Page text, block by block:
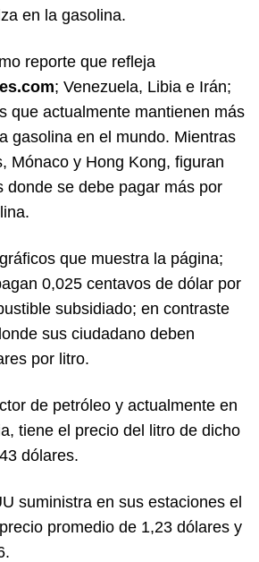
en la gasolina.
reporte que refleja
; Venezuela, Libia e Irán;
que actualmente mantienen más
gasolina en el mundo. Mientras
Mónaco y Hong Kong, figuran
donde se debe pagar más por
que muestra la página;
0,025 centavos de dólar por
subsidiado; en contraste
sus ciudadano deben
por litro.
de petróleo y actualmente en
tiene el precio del litro de dicho
dólares.
suministra en sus estaciones el
promedio de 1,23 dólares y